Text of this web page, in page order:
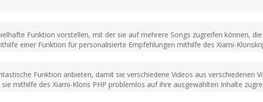
Funktion vorstellen, mit der sie auf mehrere Songs zugreifen können,
einer Funktion für personalisierte Empfehlungen mithilfe des Xiami-
Funktion anbieten, damit sie verschiedene Videos aus verschiedenen
mithilfe des Xiami-Klons PHP problemlos auf ihre ausgewählten Inhalte